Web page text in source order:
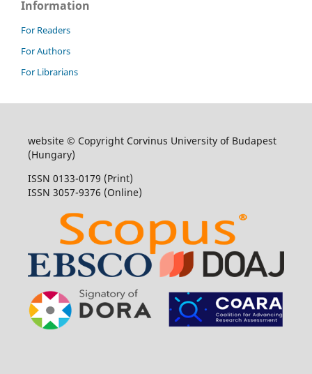
Information
For Readers
For Authors
For Librarians
website © Copyright Corvinus University of Budapest
(Hungary)
ISSN 0133-0179 (Print)
ISSN 3057-9376 (Online)